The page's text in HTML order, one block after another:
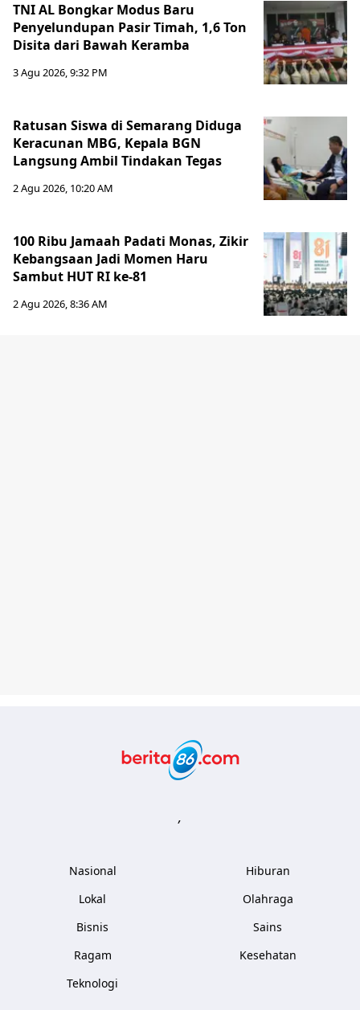
TNI AL Bongkar Modus Baru
Penyelundupan Pasir Timah, 1,6 Ton
Disita dari Bawah Keramba
3 Agu 2026, 9:32 PM
Ratusan Siswa di Semarang Diduga
Keracunan MBG, Kepala BGN
Langsung Ambil Tindakan Tegas
2 Agu 2026, 10:20 AM
100 Ribu Jamaah Padati Monas, Zikir
Kebangsaan Jadi Momen Haru
Sambut HUT RI ke-81
2 Agu 2026, 8:36 AM
,
Nasional
Lokal
Bisnis
Ragam
Teknologi
Hiburan
Olahraga
Sains
Kesehatan